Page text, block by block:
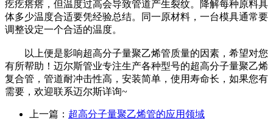
疙疙瘩瘩，但温度过高会导致管道产生裂纹。降解每种原料具
体多少温度合适要凭经验总结。同一原材料，一台模具通常要
调整设定一个合适的温度。
以上便是影响超高分子量聚乙烯管质量的因素，希望对您
有所帮助！迈尔斯管业专注生产各种型号的超高分子量聚乙烯
复合管，管道耐冲击性高，安装简单，使用寿命长，如果您有
需要，欢迎联系迈尔斯详询~
上一篇： 超高分子量聚乙烯管的应用领域